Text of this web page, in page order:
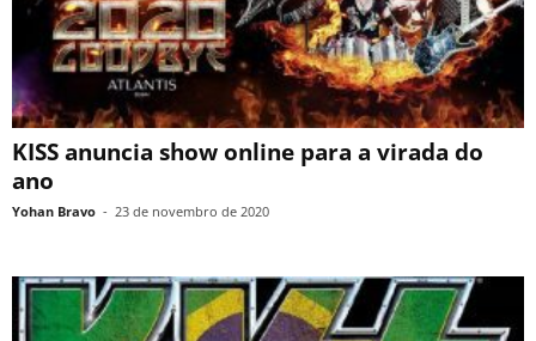
KISS anuncia show online para a virada do
ano
Yohan Bravo - 23 de novembro de 2020